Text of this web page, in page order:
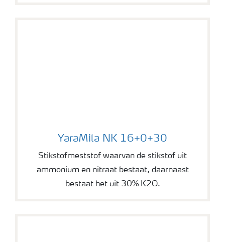
YaraMila NK 16+0+30
Stikstofmeststof waarvan de stikstof uit
ammonium en nitraat bestaat, daarnaast
bestaat het uit 30% K2O.